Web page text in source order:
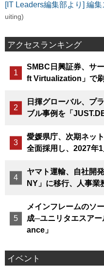
[IT Leaders編集部より] 編
uiting)
アクセスランキング
SMBC日興証券、サ
ft Virtualization」で
日揮グローバル、プ
ブル事例を「
愛媛県庁、次期ネッ
全面採用し、2027年
ヤマト運輸、自社開
NY」に移行、人事業
メインフレームのソ
成─ユニリタエスア
ance」
イベント